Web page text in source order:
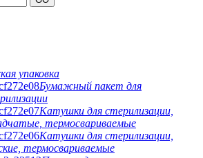
упаковка
Бумажный пакет для
Катушки для стерилизации,
термосвариваемые
Катушки для стерилизации,
термосвариваемые